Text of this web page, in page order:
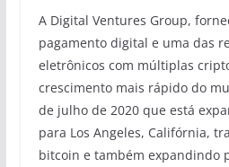
A Digital Ventures Group,
pagamento digital e uma das
eletrônicos com múltiplas
crescimento mais rápido do
de julho de 2020 que está
para Los Angeles, Califórnia,
bitcoin e também expandindo